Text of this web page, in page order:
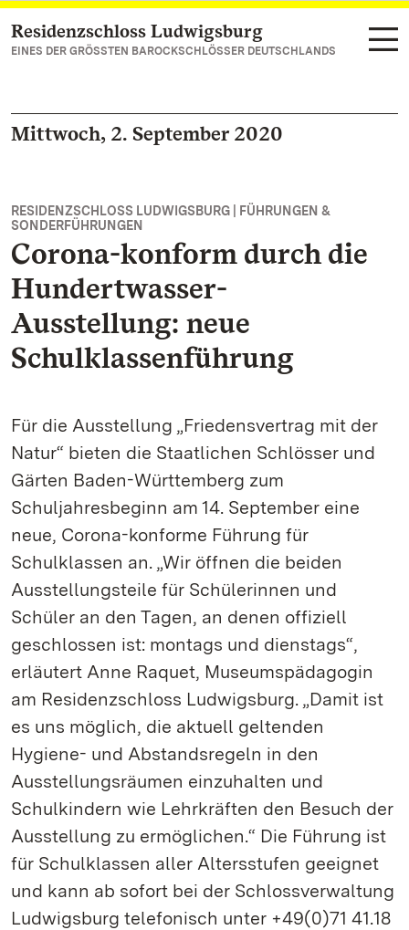
Zum Hauptinhalt springen
Residenzschloss Ludwigsburg
EINES DER GRÖSSTEN BAROCKSCHLÖSSER DEUTSCHLANDS
Mittwoch, 2. September 2020
RESIDENZSCHLOSS LUDWIGSBURG | FÜHRUNGEN &
SONDERFÜHRUNGEN
Corona-konform durch die
Hundertwasser-
Ausstellung: neue
Schulklassenführung
Für die Ausstellung „Friedensvertrag mit der
Natur“ bieten die Staatlichen Schlösser und
Gärten Baden-Württemberg zum
Schuljahresbeginn am 14. September eine
neue, Corona-konforme Führung für
Schulklassen an. „Wir öffnen die beiden
Ausstellungsteile für Schülerinnen und
Schüler an den Tagen, an denen offiziell
geschlossen ist: montags und dienstags“,
erläutert Anne Raquet, Museumspädagogin
am Residenzschloss Ludwigsburg. „Damit ist
es uns möglich, die aktuell geltenden
Hygiene- und Abstandsregeln in den
Ausstellungsräumen einzuhalten und
Schulkindern wie Lehrkräften den Besuch der
Ausstellung zu ermöglichen.“ Die Führung ist
für Schulklassen aller Altersstufen geeignet
und kann ab sofort bei der Schlossverwaltung
Ludwigsburg telefonisch unter +49(0)71 41.18